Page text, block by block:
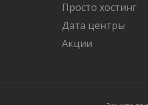
Просто хостинг
Дата центры
Акции